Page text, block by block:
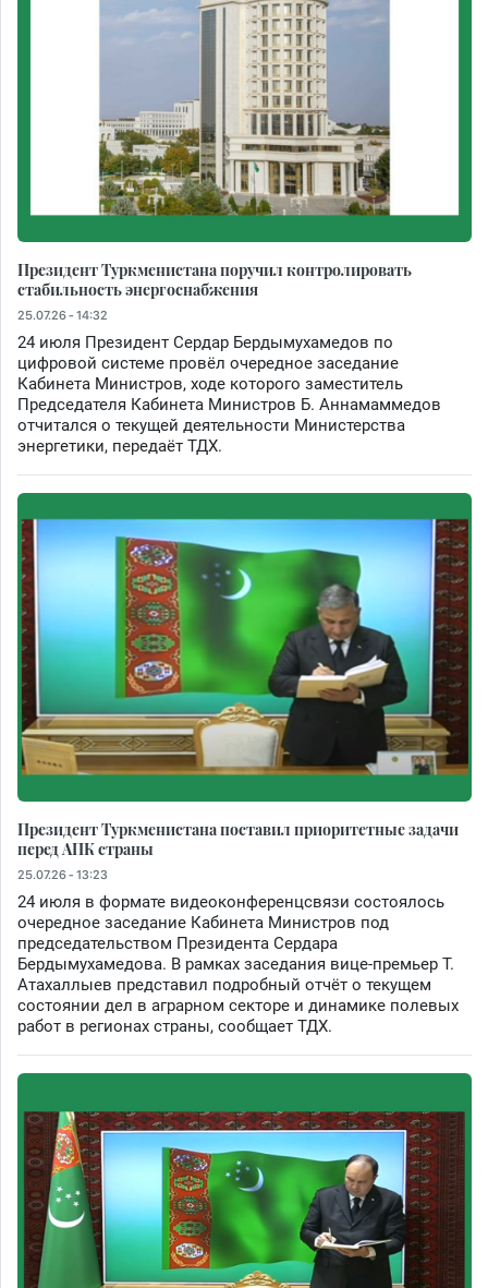
Президент Туркменистана поручил контролировать
стабильность энергоснабжения
25.07.26 - 14:32
24 июля Президент Сердар Бердымухамедов по
цифровой системе провёл очередное заседание
Кабинета Министров, ходе которого заместитель
Председателя Кабинета Министров Б. Аннамаммедов
отчитался о текущей деятельности Министерства
энергетики, передаёт ТДХ.
Президент Туркменистана поставил приоритетные задачи
перед АПК страны
25.07.26 - 13:23
24 июля в формате видеоконференцсвязи состоялось
очередное заседание Кабинета Министров под
председательством Президента Сердара
Бердымухамедова. В рамках заседания вице-премьер Т.
Атахаллыев представил подробный отчёт о текущем
состоянии дел в аграрном секторе и динамике полевых
работ в регионах страны, сообщает ТДХ.